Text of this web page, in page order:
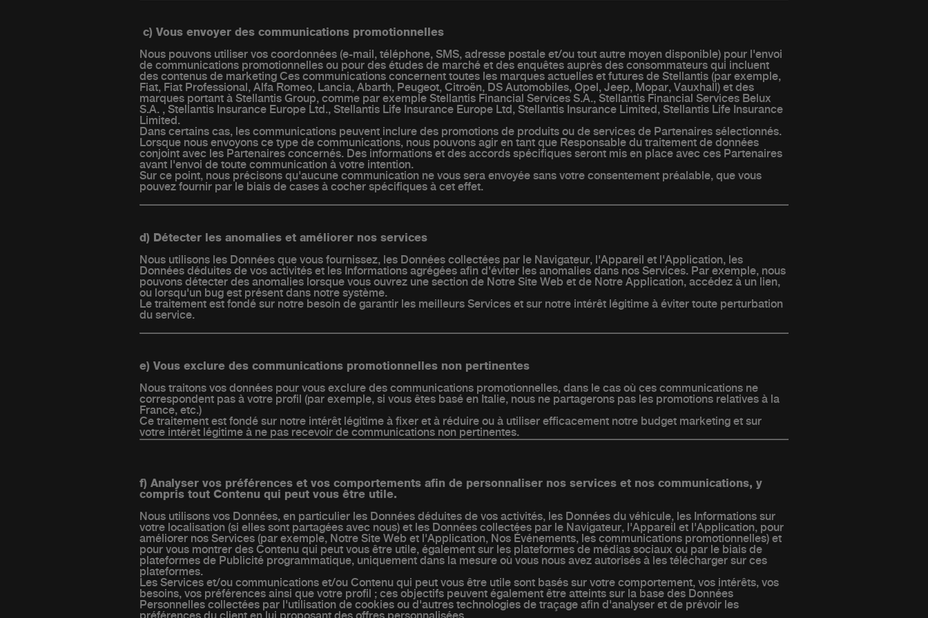
c) Vous envoyer des communications promotionnelles
Nous pouvons utiliser vos coordonnées (e-mail, téléphone, SMS, adresse postale et/ou tout autre moyen disponible) pour l'envoi
de communications promotionnelles ou pour des études de marché et des enquêtes auprès des consommateurs qui incluent
des contenus de marketing Ces communications concernent toutes les marques actuelles et futures de Stellantis (par exemple,
Fiat, Fiat Professional, Alfa Romeo, Lancia, Abarth, Peugeot, Citroën, DS Automobiles, Opel, Jeep, Mopar, Vauxhall) et des
marques portant à Stellantis Group, comme par exemple Stellantis Financial Services S.A., Stellantis Financial Services Belux
S.A. , Stellantis Insurance Europe Ltd., Stellantis Life Insurance Europe Ltd, Stellantis Insurance Limited, Stellantis Life Insurance
Limited.
Dans certains cas, les communications peuvent inclure des promotions de produits ou de services de Partenaires sélectionnés.
Lorsque nous envoyons ce type de communications, nous pouvons agir en tant que Responsable du traitement de données
conjoint avec les Partenaires concernés. Des informations et des accords spécifiques seront mis en place avec ces Partenaires
avant l'envoi de toute communication à votre intention.
Sur ce point, nous précisons qu'aucune communication ne vous sera envoyée sans votre consentement préalable, que vous
pouvez fournir par le biais de cases à cocher spécifiques à cet effet.
d) Détecter les anomalies et améliorer nos services
Nous utilisons les Données que vous fournissez, les Données collectées par le Navigateur, l'Appareil et l'Application, les
Données déduites de vos activités et les Informations agrégées afin d'éviter les anomalies dans nos Services. Par exemple, nous
pouvons détecter des anomalies lorsque vous ouvrez une section de Notre Site Web et de Notre Application, accédez à un lien,
ou lorsqu'un bug est présent dans notre système.
Le traitement est fondé sur notre besoin de garantir les meilleurs Services et sur notre intérêt légitime à éviter toute perturbation
du service.
e) Vous exclure des communications promotionnelles non pertinentes
Nous traitons vos données pour vous exclure des communications promotionnelles, dans le cas où ces communications ne
correspondent pas à votre profil (par exemple, si vous êtes basé en Italie, nous ne partagerons pas les promotions relatives à la
France, etc.)
Ce traitement est fondé sur notre intérêt légitime à fixer et à réduire ou à utiliser efficacement notre budget marketing et sur
votre intérêt légitime à ne pas recevoir de communications non pertinentes.
f) Analyser vos préférences et vos comportements afin de personnaliser nos services et nos communications, y
compris tout Contenu qui peut vous être utile.
Nous utilisons vos Données, en particulier les Données déduites de vos activités, les Données du véhicule, les Informations sur
votre localisation (si elles sont partagées avec nous) et les Données collectées par le Navigateur, l'Appareil et l'Application, pour
améliorer nos Services (par exemple, Notre Site Web et l'Application, Nos Événements, les communications promotionnelles) et
pour vous montrer des Contenu qui peut vous être utile, également sur les plateformes de médias sociaux ou par le biais de
plateformes de Publicité programmatique, uniquement dans la mesure où vous nous avez autorisés à les télécharger sur ces
plateformes.
Les Services et/ou communications et/ou Contenu qui peut vous être utile sont basés sur votre comportement, vos intérêts, vos
besoins, vos préférences ainsi que votre profil ; ces objectifs peuvent également être atteints sur la base des Données
Personnelles collectées par l'utilisation de cookies ou d'autres technologies de traçage afin d'analyser et de prévoir les